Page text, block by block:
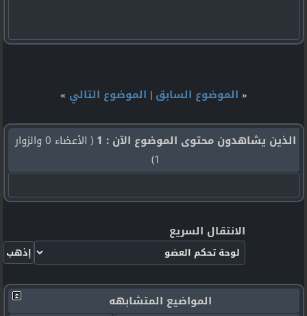
« الموضوع السابق | الموضوع التالي »
الذين يشاهدون محتوى الموضوع الآن : 1
( الأعضاء 0 والزوار
1)
الانتقال السريع
المواضيع المتشابهه